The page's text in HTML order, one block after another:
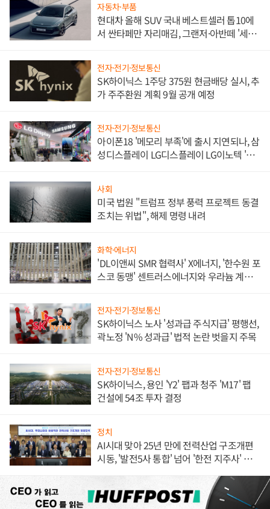
자동차·부품
현대차 올해 SUV 국내 베스트셀러 톱10에
서 싼타페만 자리매김, 그랜저·아반떼 '세단
전자·전기·정보통신
SK하이닉스 1주당 375원 현금배당 실시, 추
가 주주환원 계획 9월 공개 예정
전자·전기·정보통신
아이폰18 '메모리 부족'에 출시 지연되나, 삼
성디스플레이 LG디스플레이 LG이노텍 '탈
사회
미국 법원 "트럼프 정부 풍력 프로젝트 동결
조치는 위법", 해제 명령 내려
화학·에너지
'DL이앤씨 SMR 협력사' X에너지, '한수원 포
스코 동맹' 센트러스에너지와 우라늄 계약
전자·전기·정보통신
SK하이닉스 노사 '성과급 주식지급' 평행선,
곽노정 'N% 성과급' 법적 논란 벗을지 주목
전자·전기·정보통신
SK하이닉스, 용인 'Y2' 팹과 청주 'M17' 팹
건설에 54조 투자 결정
정치
AI시대 맞아 25년 만에 전력산업 구조개편
시동, '발전5사 통합' 넘어 '한전 지주사' 재편